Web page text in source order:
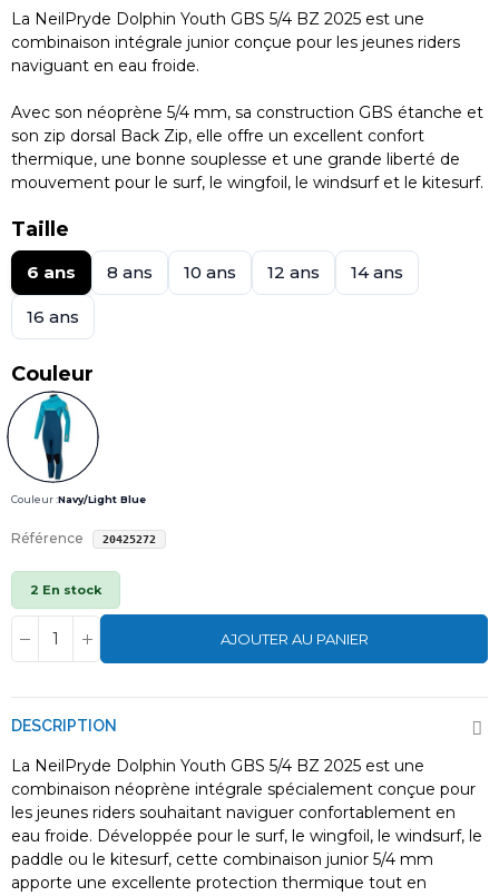
La NeilPryde Dolphin Youth GBS 5/4 BZ 2025 est une
combinaison intégrale junior conçue pour les jeunes riders
naviguant en eau froide.
Avec son néoprène 5/4 mm, sa construction GBS étanche et
son zip dorsal Back Zip, elle offre un excellent confort
thermique, une bonne souplesse et une grande liberté de
mouvement pour le surf, le wingfoil, le windsurf et le kitesurf.
Taille
6 ans 8 ans 10 ans 12 ans 14 ans
16 ans
Couleur
Couleur :Navy/Light Blue
Référence 20425272
2 En stock
AJOUTER AU PANIER
DESCRIPTION
La NeilPryde Dolphin Youth GBS 5/4 BZ 2025 est une
combinaison néoprène intégrale spécialement conçue pour
les jeunes riders souhaitant naviguer confortablement en
eau froide. Développée pour le surf, le wingfoil, le windsurf, le
paddle ou le kitesurf, cette combinaison junior 5/4 mm
apporte une excellente protection thermique tout en